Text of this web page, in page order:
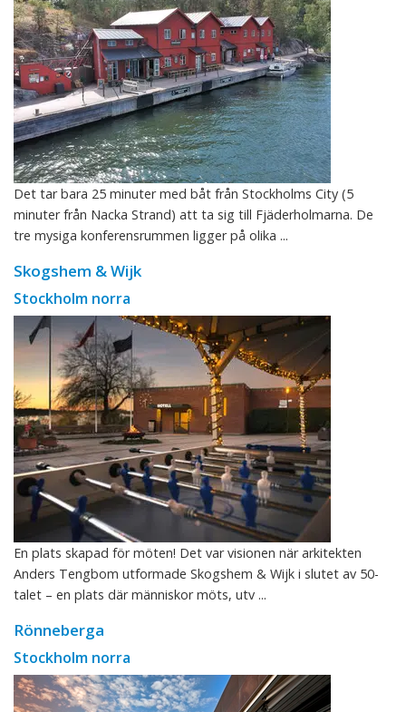
Det tar bara 25 minuter med båt från Stockholms City (5
minuter från Nacka Strand) att ta sig till Fjäderholmarna. De
tre mysiga konferensrummen ligger på olika ...
Skogshem & Wijk
Stockholm norra
En plats skapad för möten! Det var visionen när arkitekten
Anders Tengbom utformade Skogshem & Wijk i slutet av 50-
talet – en plats där människor möts, utv ...
Rönneberga
Stockholm norra